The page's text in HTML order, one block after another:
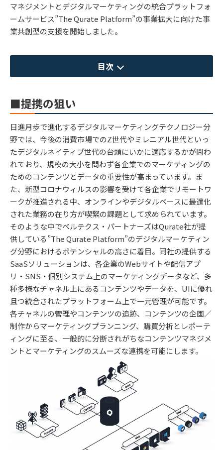
マネジメントとデジタルマーケティングの統合プラットフォ
ームサービス”The Qurate Platform”の事業拡大に向けた事
業共創型の支援を開始しました。
目次
■提携の狙い
日進月歩で進化するデジタルマーケティングテクノロジー分
野では、今後の消費市場でのZ世代やミレニアル世代といっ
たデジタルネイティブ世代の台頭にいかに適応するかが問わ
れており、規模の大小を問わず各企業でのマーケティングの
ためのコンテンツとデータの重要性が高まっています。ま
た、新型コロナウィルスの影響を受けて各企業でリモートワ
ークが推進される中、オンラインやデジタルベースに最適化
された業務の在り方が喫緊の課題として求められています。
そのような中でベルテクス・パートナーズはQurate社が提
供している”The Qurate Platform”のデジタルマーケティン
グ分野におけるポテンシャルの高さに着目。同社の提供する
SaaSソリューションは、各企業のWebサイトや配信アプ
リ・SNS・個別システム上のマーケティングデータなど、多
種多様なチャネル上にあるコンテンツやデータを、UIに優れ
且つ統合されたプラットフォーム上で一元管理が可能です。
各チャネルの管理やコンテンツの追跡、コンテンツの企画／
制作からマーケティングプランニング、購買分析とレポーテ
ィングに至る、一般的に分断されがちなコンテンツマネジメ
ントとマーケティングのスムーズな連携を可能にします。